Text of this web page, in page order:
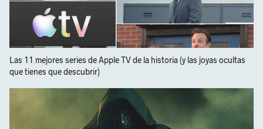
Las 11 mejores series de Apple TV de la historia (y las joyas ocultas
que tienes que descubrir)